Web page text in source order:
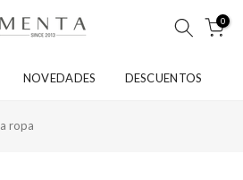
0
NOVEDADES DESCUENTOS
ropa